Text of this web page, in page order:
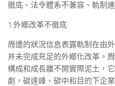
徹底、法令體系不兼容、軌制
1.外鄉改革不徹底
周遭的狀況信息表露軌制在由
并未完成充足的外鄉化改革。
構成和成長離不開實際泥土，
劇，碳達峰、碳中和目的下企